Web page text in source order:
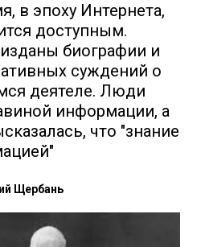
в эпоху Интернета,
доступным.
биографии и
суждений о
деятеле. Люди
информации, а
что "знание
Щербань